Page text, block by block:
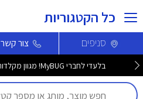
כל הקטגוריות
סניפים צור קשר
בלעדי לחברי MyBUG! מגוון מקלדות AULA ב-20% הנחה >>>